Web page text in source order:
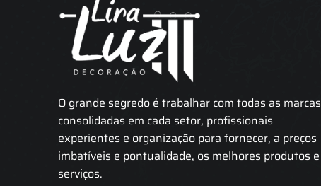
O grande segredo é trabalhar com todas as marcas
consolidadas em cada setor, profissionais
experientes e organização para fornecer, a preços
imbatíveis e pontualidade, os melhores produtos e
serviços.